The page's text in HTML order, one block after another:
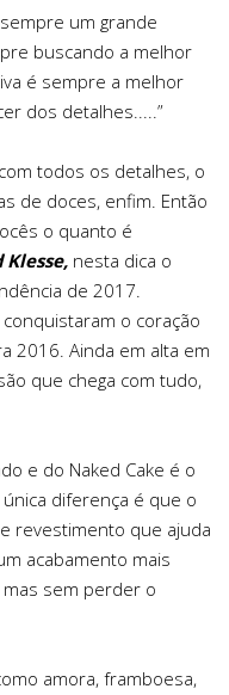
um grande
buscando a melhor
é sempre a melhor
dos detalhes.....”
todos os detalhes, o
de doces, enfim. Então
o quanto é
, nesta dica o
de 2017.
o coração
2016. Ainda em alta em
que chega com tudo,
e do Naked Cake é o
diferença é que o
revestimento que ajuda
acabamento mais
sem perder o
amora, framboesa,